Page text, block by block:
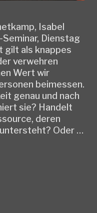
Isabel
Seminar, Dienstag
gilt als knappes
verwehren
Wert wir
beimessen.
genau und nach
sie? Handelt
deren
Oder …